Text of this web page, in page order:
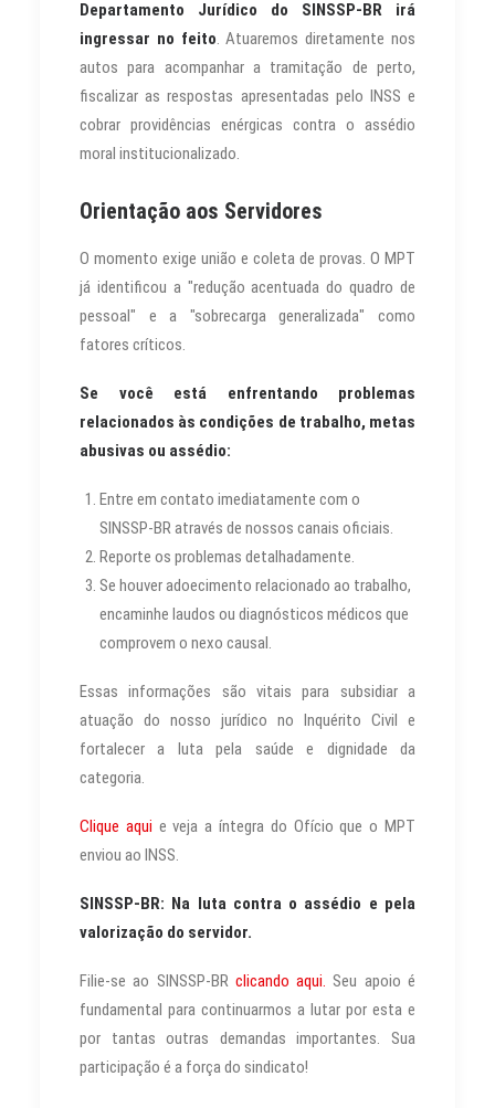
Departamento Jurídico do SINSSP-BR irá
ingressar no feito. Atuaremos diretamente nos
autos para acompanhar a tramitação de perto,
fiscalizar as respostas apresentadas pelo INSS e
cobrar providências enérgicas contra o assédio
moral institucionalizado.
Orientação aos Servidores
O momento exige união e coleta de provas. O MPT
já identificou a "redução acentuada do quadro de
pessoal" e a "sobrecarga generalizada" como
fatores críticos.
Se você está enfrentando problemas
relacionados às condições de trabalho, metas
abusivas ou assédio:
Entre em contato imediatamente com o
SINSSP-BR através de nossos canais oficiais.
Reporte os problemas detalhadamente.
Se houver adoecimento relacionado ao trabalho,
encaminhe laudos ou diagnósticos médicos que
comprovem o nexo causal.
Essas informações são vitais para subsidiar a
atuação do nosso jurídico no Inquérito Civil e
fortalecer a luta pela saúde e dignidade da
categoria.
Clique aqui e veja a íntegra do Ofício que o MPT
enviou ao INSS.
SINSSP-BR: Na luta contra o assédio e pela
valorização do servidor.
Filie-se ao SINSSP-BR clicando aqui. Seu apoio é
fundamental para continuarmos a lutar por esta e
por tantas outras demandas importantes. Sua
participação é a força do sindicato!